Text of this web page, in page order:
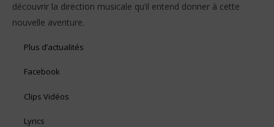
découvrir la direction musicale qu’il entend donner à cette
nouvelle aventure.
Plus d’actualités
Facebook
Clips Vidéos
Lyrics